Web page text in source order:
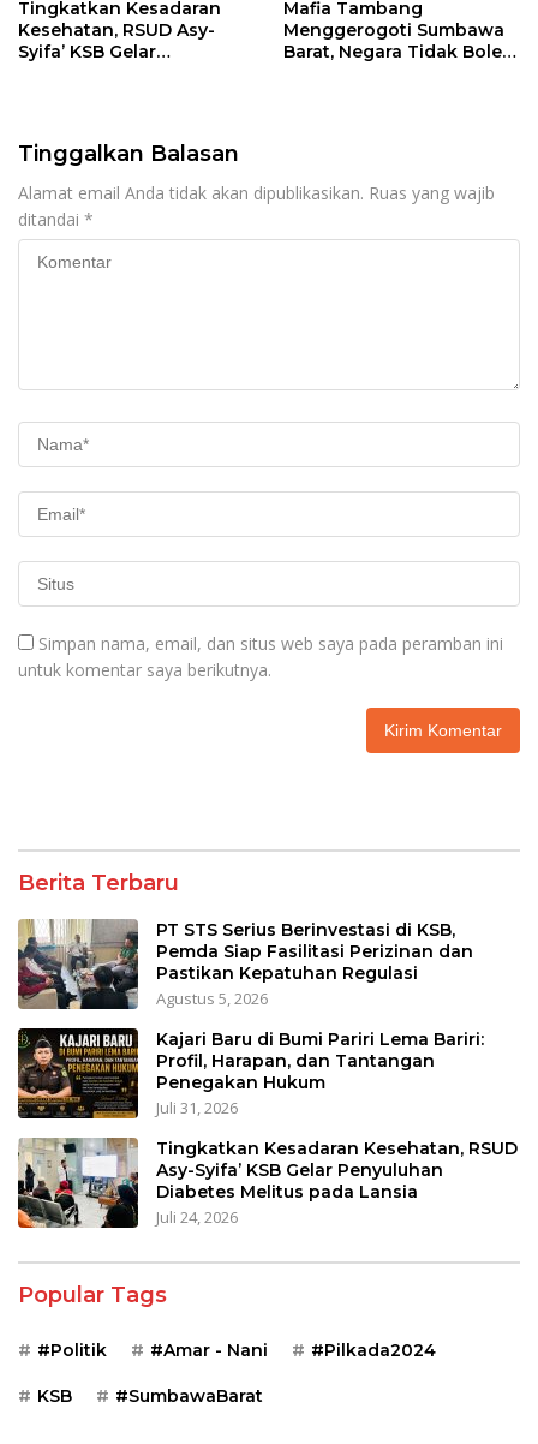
Tingkatkan Kesadaran
Kesehatan, RSUD Asy-
Syifa’ KSB Gelar
Mafia Tambang
Menggerogoti Sumbawa
Barat, Negara Tidak Boleh
Tinggalkan Balasan
Alamat email Anda tidak akan dipublikasikan. Ruas yang wajib
ditandai *
Simpan nama, email, dan situs web saya pada peramban ini
untuk komentar saya berikutnya.
Berita Terbaru
PT STS Serius Berinvestasi di KSB,
Pemda Siap Fasilitasi Perizinan dan
Pastikan Kepatuhan Regulasi
Agustus 5, 2026
Kajari Baru di Bumi Pariri Lema Bariri:
Profil, Harapan, dan Tantangan
Penegakan Hukum
Juli 31, 2026
Tingkatkan Kesadaran Kesehatan, RSUD
Asy-Syifa’ KSB Gelar Penyuluhan
Diabetes Melitus pada Lansia
Juli 24, 2026
Popular Tags
#Politik #Amar - Nani #Pilkada2024
KSB #SumbawaBarat